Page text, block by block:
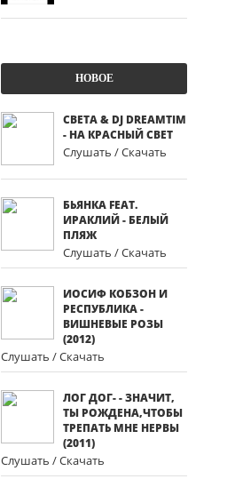
НОВОЕ
СВЕТА & DJ DREAMTIM
- НА КРАСНЫЙ СВЕТ
Слушать / Скачать
БЬЯНКА FEAT.
ИРАКЛИЙ - БЕЛЫЙ
ПЛЯЖ
Слушать / Скачать
ИОСИФ КОБЗОН И
РЕСПУБЛИКА -
ВИШНЕВЫЕ РОЗЫ
(2012)
Слушать / Скачать
ЛОГ ДОГ- - ЗНАЧИТ,
ТЫ РОЖДЕНА,ЧТОБЫ
ТРЕПАТЬ МНЕ НЕРВЫ
(2011)
Слушать / Скачать